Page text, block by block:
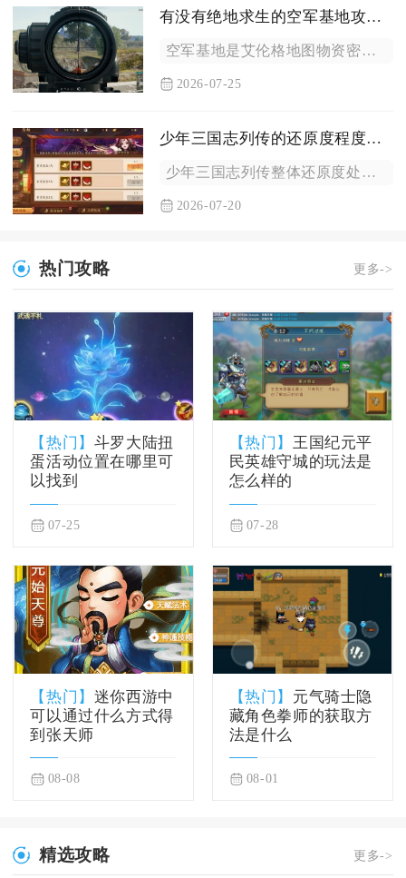
有没有绝地求生的空军基地攻略指南
空军基地是艾伦格地图物资密度最高、对抗强度最大的核心区域，想...
2026-07-25
少年三国志列传的还原度程度如何
少年三国志列传整体还原度处于中等水平，基础历史框架贴合三国演...
2026-07-20
热门攻略 更多->
【热门】 斗罗大陆扭
蛋活动位置在哪里可
以找到
07-25
【热门】王国纪元平
民英雄守城的玩法是
怎么样的
07-28
【热门】 迷你西游中
可以通过什么方式得
到张天师
08-08
【热门】 元气骑士隐
藏角色拳师的获取方
法是什么
08-01
精选攻略 更多->